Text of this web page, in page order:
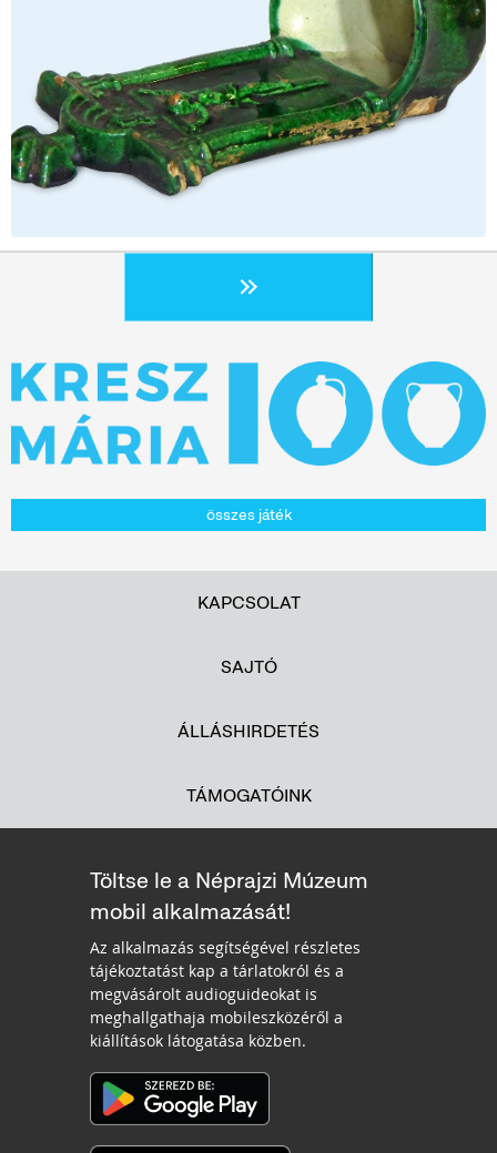
összes játék
KAPCSOLAT
SAJTÓ
ÁLLÁSHIRDETÉS
TÁMOGATÓINK
Töltse le a Néprajzi Múzeum
mobil alkalmazását!
Az alkalmazás segítségével részletes
tájékoztatást kap a tárlatokról és a
megvásárolt audioguideokat is
meghallgathaja mobileszközéről a
kiállítások látogatása közben.